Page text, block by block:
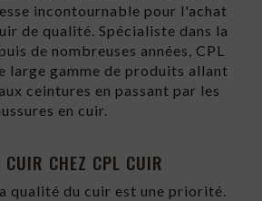
incontournable pour l'achat
de qualité. Spécialiste dans la
de nombreuses années, CPL
large gamme de produits allant
ceintures en passant par les
en cuir.
CHEZ CPL CUIR
qualité du cuir est une priorité.